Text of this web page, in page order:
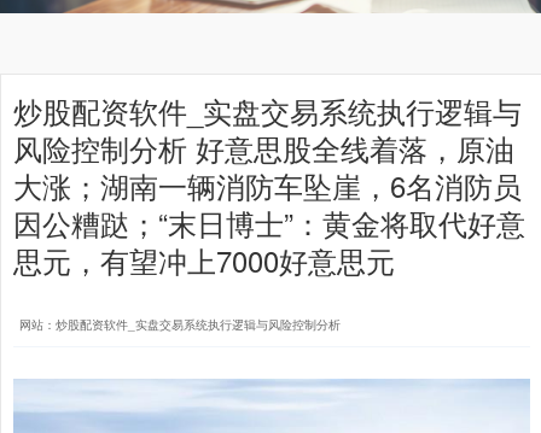
炒股配资软件_实盘交易系统执行逻辑与
风险控制分析 好意思股全线着落，原油
大涨；湖南一辆消防车坠崖，6名消防员
因公糟跶；“末日博士”：黄金将取代好意
思元，有望冲上7000好意思元
网站：炒股配资软件_实盘交易系统执行逻辑与风险控制分析